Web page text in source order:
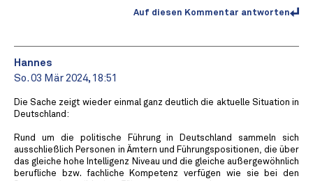
Auf diesen Kommentar antworten
Hannes
So. 03 Mär 2024, 18:51
Die Sache zeigt wieder einmal ganz deutlich die aktuelle Situation in
Deutschland:
Rund um die politische Führung in Deutschland sammeln sich
ausschließlich Personen in Ämtern und Führungspositionen, die über
das gleiche hohe Intelligenz Niveau und die gleiche außergewöhnlich
berufliche bzw. fachliche Kompetenz verfügen wie sie bei den